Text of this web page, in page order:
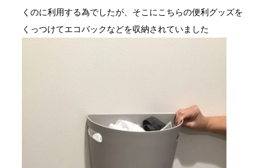
くのに利用する為でしたが、そこにこちらの便利グッズを
くっつけてエコバックなどを収納されていました